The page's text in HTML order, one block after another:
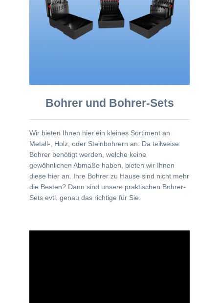
Bohrer und Bohrer-Sets
Wir bieten Ihnen hier ein kleines Sortiment an
Metall-, Holz, oder Steinbohrern an. Da teilweise
Bohrer benötigt werden, welche keine
gewöhnlichen Abmaße haben, bieten wir Ihnen
diese hier an. Ihre Bohrer zu Hause sind nicht mehr
die Besten? Dann sind unsere praktischen Bohrer-
Sets evtl. genau das richtige für Sie.